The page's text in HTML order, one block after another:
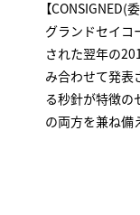
【CONSIGNED(
グランドセイコ
された翌年の
み合わせて発表
る秒針が特徴の
の両方を兼ね備